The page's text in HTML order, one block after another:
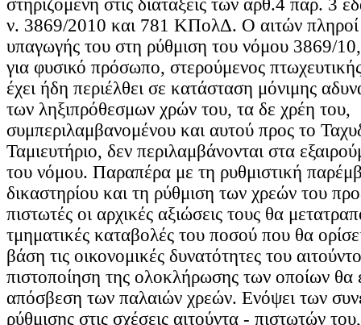
στηριζόμενη στις διατάξεις των αρθ.4 παρ. 3
ν. 3869/2010 και 781 ΚΠολΔ. Ο αιτών πληροί
υπαγωγής του στη ρύθμιση του νόμου 3869/
για φυσικό πρόσωπο, στερούμενος
έχει ήδη περιέλθει σε κατάσταση μόνιμης
των ληξιπρόθεσμων χρών του, τα δε χρέη του,
συμπεριλαμβανομένου και αυτού προς το
Ταμιευτήριο, δεν περιλαμβάνονται στα
του νόμου. Παραπέρα με τη ρυθμιστική
δικαστηρίου και τη ρύθμιση των χρεών του
πιστωτές οι αρχικές αξιώσεις τους θα
τμηματικές καταβολές του ποσού που θα
βάση τις οικονομικές δυνατότητες του
πιστοποίηση της ολοκλήρωσης των οποίων θα
απόσβεση των παλαιών χρεών. Ενόψει των
ρύθμισης στις σχέσεις αιτούντα - πιστωτών